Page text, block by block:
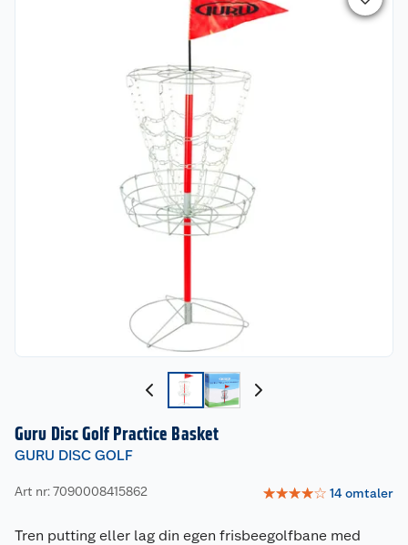
Guru Disc Golf Practice Basket
GURU DISC GOLF
Art nr: 7090008415862 ☆☆☆☆☆ 14omtaler
Tren putting eller lag din egen frisbeegolfbane med